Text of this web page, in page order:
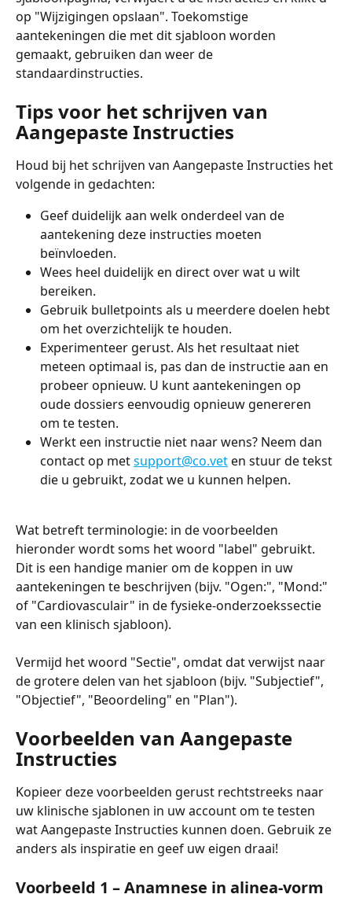
op "Wijzigingen opslaan". Toekomstige
aantekeningen die met dit sjabloon worden
gemaakt, gebruiken dan weer de
standaardinstructies.
Tips voor het schrijven van
Aangepaste Instructies
Houd bij het schrijven van Aangepaste Instructies het
volgende in gedachten:
Geef duidelijk aan welk onderdeel van de
aantekening deze instructies moeten
beïnvloeden.
Wees heel duidelijk en direct over wat u wilt
bereiken.
Gebruik bulletpoints als u meerdere doelen hebt
om het overzichtelijk te houden.
Experimenteer gerust. Als het resultaat niet
meteen optimaal is, pas dan de instructie aan en
probeer opnieuw. U kunt aantekeningen op
oude dossiers eenvoudig opnieuw genereren
om te testen.
Werkt een instructie niet naar wens? Neem dan
contact op met support@co.vet en stuur de tekst
die u gebruikt, zodat we u kunnen helpen.
Wat betreft terminologie: in de voorbeelden
hieronder wordt soms het woord "label" gebruikt.
Dit is een handige manier om de koppen in uw
aantekeningen te beschrijven (bijv. "Ogen:", "Mond:"
of "Cardiovasculair" in de fysieke-onderzoekssectie
van een klinisch sjabloon).
Vermijd het woord "Sectie", omdat dat verwijst naar
de grotere delen van het sjabloon (bijv. "Subjectief",
"Objectief", "Beoordeling" en "Plan").
Voorbeelden van Aangepaste
Instructies
Kopieer deze voorbeelden gerust rechtstreeks naar
uw klinische sjablonen in uw account om te testen
wat Aangepaste Instructies kunnen doen. Gebruik ze
anders als inspiratie en geef uw eigen draai!
Voorbeeld 1 – Anamnese in alinea-vorm